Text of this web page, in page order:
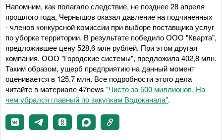
Напомним, как полагало следствие, не позднее 28 апреля
прошлого года, Чернышов оказал давление на подчиненных
- членов конкурсной комиссии при выборе поставщика услуг
по уборке территории. В результате победило ООО "Кварта",
предложившее цену 528,6 млн рублей. При этом другая
компания, ООО "Городские системы", предложила 402,8 млн.
Таким образом, ущерб предприятию на данный момент
оценивается в 125,7 млн. Все подробности этого дела
читайте в материале 47news "Чисто за 500 миллионов. На
чем убрался главный по закупкам Водоканала".